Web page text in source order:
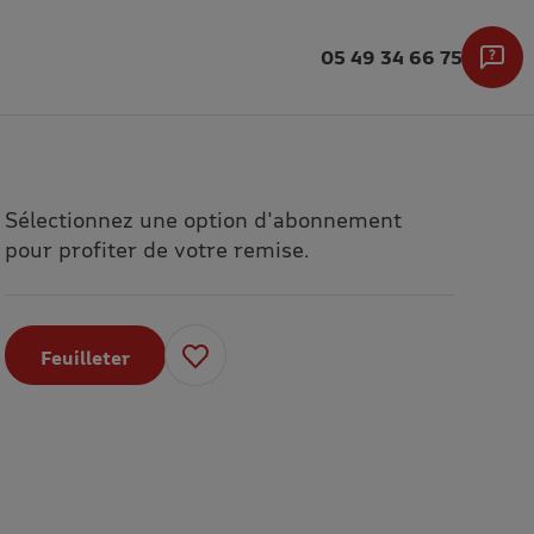
05 49 34 66 75
Sélectionnez une option d'abonnement
pour profiter de votre remise.
Feuilleter